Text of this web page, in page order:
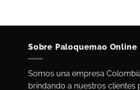
Sobre Paloquemao Online
Somos una empresa
brindando a nuestros